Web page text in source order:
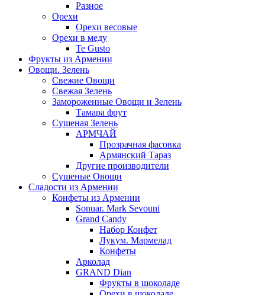
Разное
Орехи
Орехи весовые
Орехи в меду
Te Gusto
Фрукты из Армении
Овощи. Зелень
Свежие Овощи
Свежая Зелень
Замороженные Овощи и Зелень
Тамара фрут
Сушеная Зелень
АРМЧАЙ
Прозрачная фасовка
Армянский Тараз
Другие производители
Сушеные Овощи
Сладости из Армении
Конфеты из Армении
Sonuar. Mark Sevouni
Grand Candy
Набор Конфет
Лукум. Мармелад
Конфеты
Арколад
GRAND Dian
Фрукты в шоколаде